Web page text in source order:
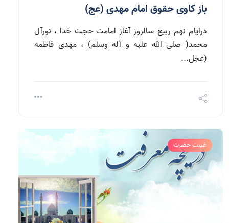
باز کاوی حقوق امام مهدی (عج)
درایام نهم ربیع سالروز آغاز امامت حجت خدا ، نورآل
محمد( صلی الله علیه و آله وسلم) ، مهدی فاطمه
(عجل...
غیبت حضرت